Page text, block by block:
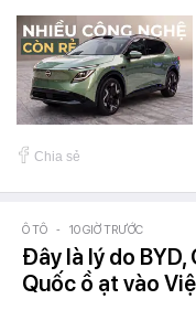
Chia sẻ
Ô TÔ - 10 GIỜ TRƯỚC
Đây là lý do BYD,
Quốc ồ ạt vào